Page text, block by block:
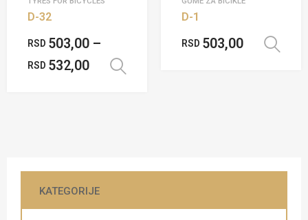
D-32
RSD 503,00 –
RSD 532,00
D-1
RSD 503,00
KATEGORIJE